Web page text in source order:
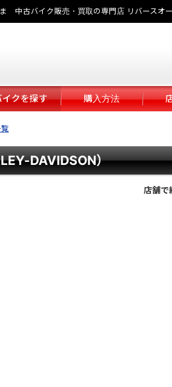
中古バイク販売・買取の専門店 リバースオ
イクを探す 購入方法
DAVIDSON）
店舗で